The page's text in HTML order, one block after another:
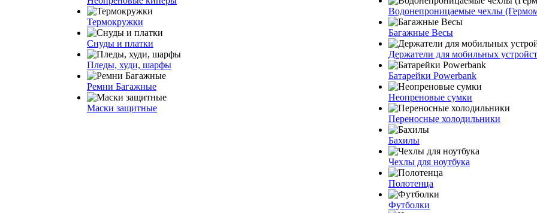
Термокружки
Снуды и платки
Пледы, худи, шарфы
Ремни Багажные
Маски защитные
Водонепроницаемые чехлы
Багажные Весы
Держатели для мобильных
Батарейки Powerbank
Неопреновые сумки
Переносные холодильники
Бахилы
Чехлы для ноутбука
Полотенца
Футболки